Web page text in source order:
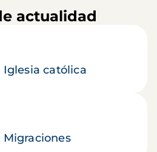
actualidad
católica